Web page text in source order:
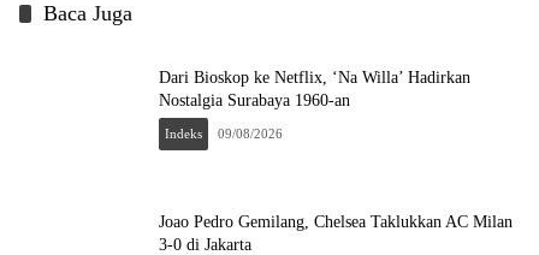
Baca Juga
Dari Bioskop ke Netflix, ‘Na Willa’ Hadirkan
Nostalgia Surabaya 1960-an
Indeks 09/08/2026
Joao Pedro Gemilang, Chelsea Taklukkan AC Milan
3-0 di Jakarta